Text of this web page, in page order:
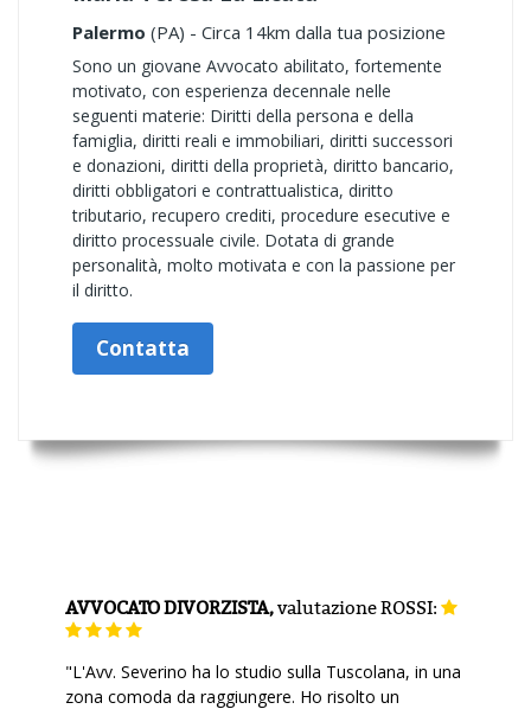
Palermo (PA) - Circa 14km dalla tua posizione
Sono un giovane Avvocato abilitato, fortemente
motivato, con esperienza decennale nelle
seguenti materie: Diritti della persona e della
famiglia, diritti reali e immobiliari, diritti successori
e donazioni, diritti della proprietà, diritto bancario,
diritti obbligatori e contrattualistica, diritto
tributario, recupero crediti, procedure esecutive e
diritto processuale civile. Dotata di grande
personalità, molto motivata e con la passione per
il diritto.
Contatta
AVVOCATO DIVORZISTA,valutazioneROSSI:
"L'Avv. Severino ha lo studio sulla Tuscolana, in una
zona comoda da raggiungere. Ho risolto un